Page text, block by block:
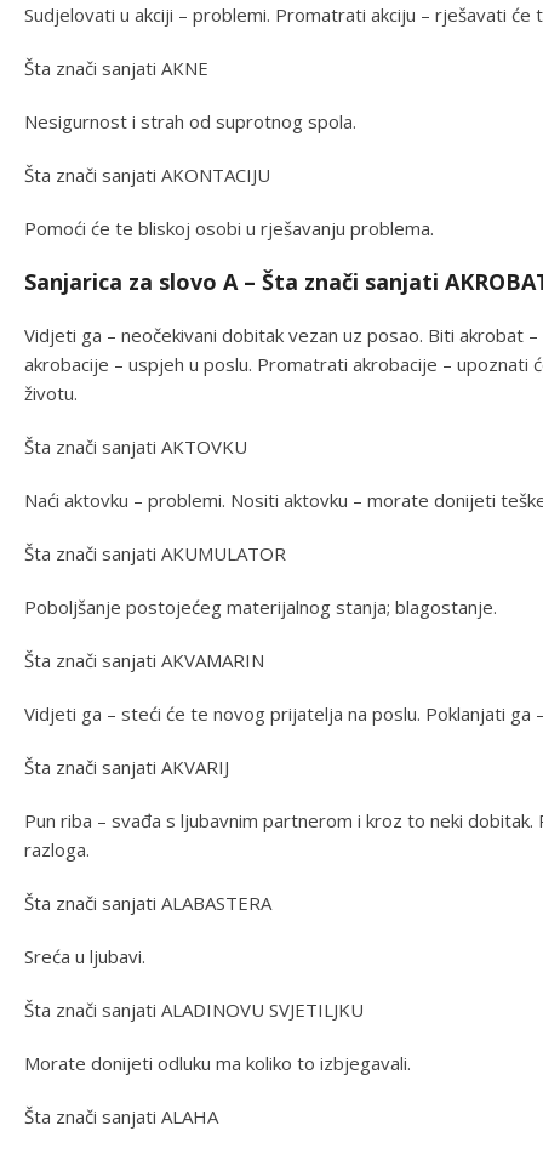
Sudjelovati u akciji – problemi. Promatrati akciju – rješavati
Šta znači sanjati AKNE
Nesigurnost i strah od suprotnog spola.
Šta znači sanjati AKONTACIJU
Pomoći će te bliskoj osobi u rješavanju problema.
Sanjarica za slovo A – Šta znači sanjati
Vidjeti ga – neočekivani dobitak vezan uz posao. Biti akrobat
akrobacije – uspjeh u poslu. Promatrati akrobacije – upoznati
životu.
Šta znači sanjati AKTOVKU
Naći aktovku – problemi. Nositi aktovku – morate donijeti
Šta znači sanjati AKUMULATOR
Poboljšanje postojećeg materijalnog stanja; blagostanje.
Šta znači sanjati AKVAMARIN
Vidjeti ga – steći će te novog prijatelja na poslu. Poklanjati ga
Šta znači sanjati AKVARIJ
Pun riba – svađa s ljubavnim partnerom i kroz to neki
razloga.
Šta znači sanjati ALABASTERA
Sreća u ljubavi.
Šta znači sanjati ALADINOVU SVJETILJKU
Morate donijeti odluku ma koliko to izbjegavali.
Šta znači sanjati ALAHA